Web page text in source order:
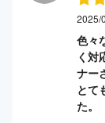
2025/
色々
く対
ナー
とて
た。